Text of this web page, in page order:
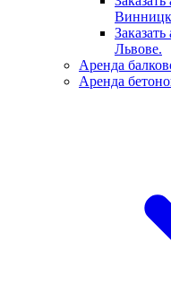
Львове.
Аренда
Аренда